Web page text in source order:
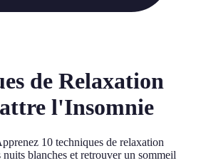
de Relaxation
l'Insomnie
10 techniques de relaxation
blanches et retrouver un sommeil